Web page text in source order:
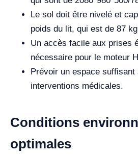
Le sol doit être nivelé et
poids du lit, qui est de 87
Un accès facile aux prises
nécessaire pour le moteur
Prévoir un espace
interventions médicales.
Conditions
optimales